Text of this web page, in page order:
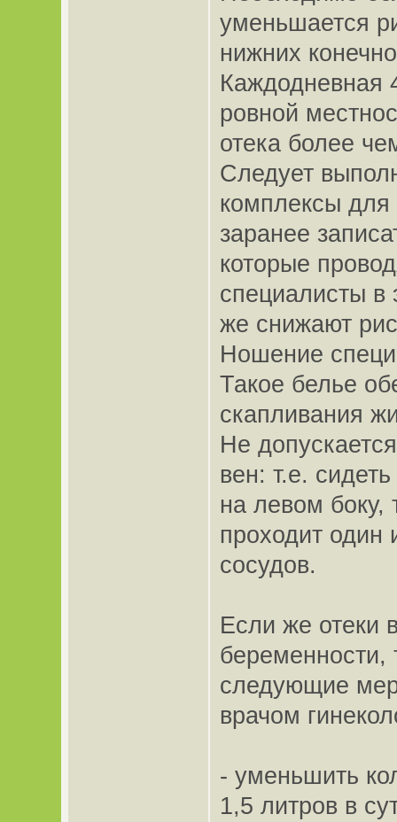
уменьшается
нижних
Каждодневная
ровной
отека более
Следует
комплексы для
заранее
которые
специалисты в
же снижают
Ношение
Такое белье
скапливания
Не
вен: т.е.
на левом боку,
проходит один
сосудов.
Если же отеки
беременности,
следующие
врачом
- уменьшить
1,5 литров в